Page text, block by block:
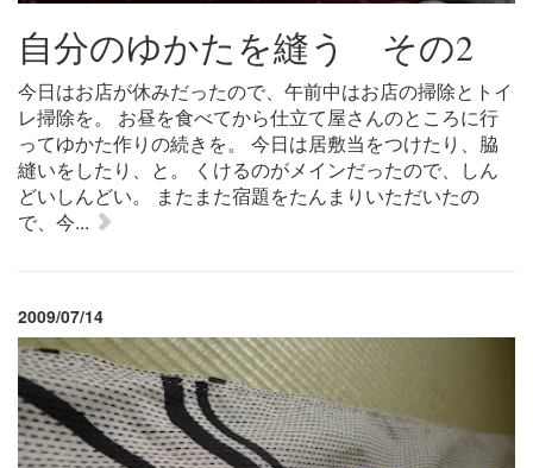
自分のゆかたを縫う その2
今日はお店が休みだったので、午前中はお店の掃除とトイ
レ掃除を。 お昼を食べてから仕立て屋さんのところに行
ってゆかた作りの続きを。 今日は居敷当をつけたり、脇
縫いをしたり、と。 くけるのがメインだったので、しん
どいしんどい。 またまた宿題をたんまりいただいたの
で、今...
2009/07/14